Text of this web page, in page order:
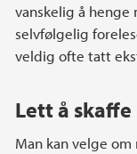
vanskelig å
selvfølgelig
veldig ofte tatt
Lett å
Man kan velge